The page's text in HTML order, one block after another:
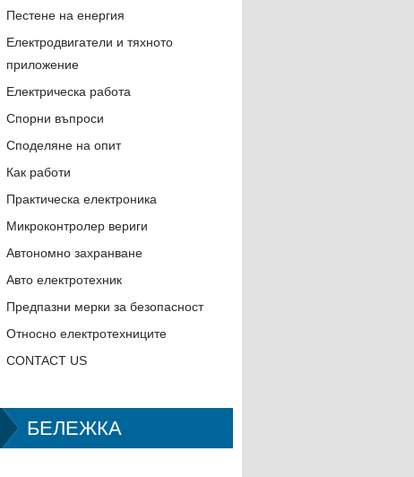
Пестене на енергия
Електродвигатели и тяхното
приложение
Електрическа работа
Спорни въпроси
Споделяне на опит
Как работи
Практическа електроника
Микроконтролер вериги
Автономно захранване
Авто електротехник
Предпазни мерки за безопасност
Относно електротехниците
CONTACT US
БЕЛЕЖКА